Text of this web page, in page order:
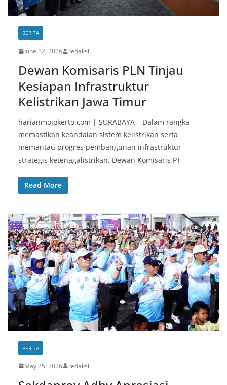
BERITA
June 12, 2026 redaksi
Dewan Komisaris PLN Tinjau
Kesiapan Infrastruktur
Kelistrikan Jawa Timur
harianmojokerto.com | SURABAYA – Dalam rangka
memastikan keandalan sistem kelistrikan serta
memantau progres pembangunan infrastruktur
strategis ketenagalistrikan, Dewan Komisaris PT
Read More
BERITA
May 25, 2026 redaksi